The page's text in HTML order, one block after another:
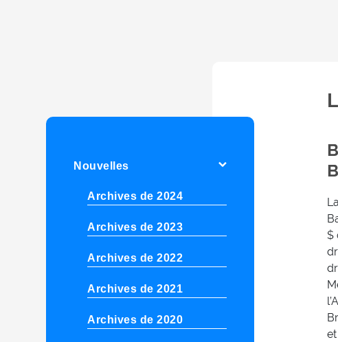
Nouvelles
Archives de 2024
Archives de 2023
Archives de 2022
Archives de 2021
Archives de 2020
$